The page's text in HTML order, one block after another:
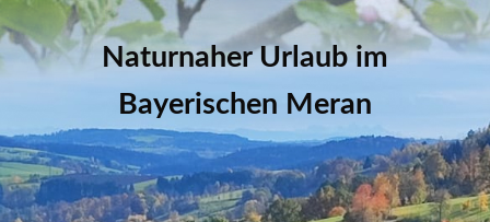
Naturnaher Urlaub im
Bayerischen Meran